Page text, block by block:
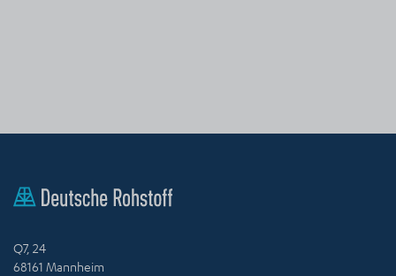
Q7, 24
68161 Mannheim